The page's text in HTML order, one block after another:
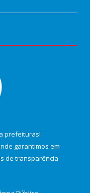
prefeituras!
garantimos em
de transparência